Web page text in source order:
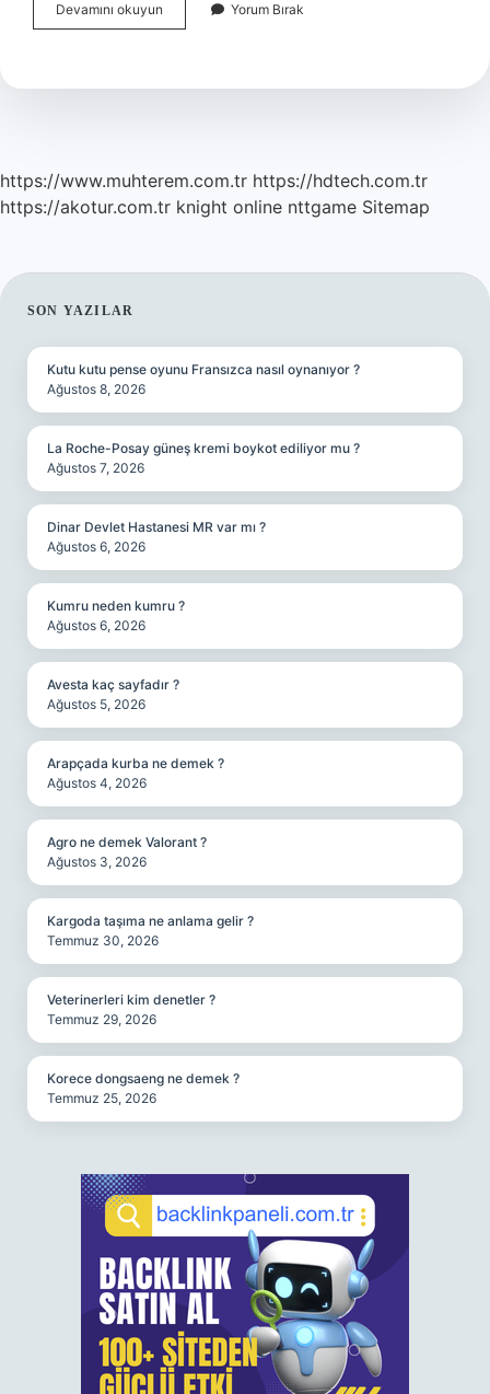
Devamını okuyun
Hangi
Yorum Bırak
https://www.muhterem.com.tr https://hdtech.com.tr
https://akotur.com.tr knight online nttgame Sitemap
SIDEBAR
SON YAZILAR
Kutu kutu pense oyunu Fransızca nasıl oynanıyor ?
Ağustos 8, 2026
La Roche-Posay güneş kremi boykot ediliyor mu ?
Ağustos 7, 2026
Dinar Devlet Hastanesi MR var mı ?
Ağustos 6, 2026
Kumru neden kumru ?
Ağustos 6, 2026
Avesta kaç sayfadır ?
Ağustos 5, 2026
Arapçada kurba ne demek ?
Ağustos 4, 2026
Agro ne demek Valorant ?
Ağustos 3, 2026
Kargoda taşıma ne anlama gelir ?
Temmuz 30, 2026
Veterinerleri kim denetler ?
Temmuz 29, 2026
Korece dongsaeng ne demek ?
Temmuz 25, 2026